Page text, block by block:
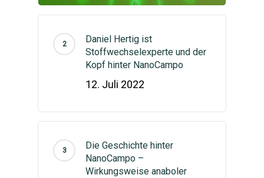
Daniel Hertig ist
Stoffwechselexperte und der
Kopf hinter NanoCampo
12. Juli 2022
Die Geschichte hinter
NanoCampo –
Wirkungsweise anaboler